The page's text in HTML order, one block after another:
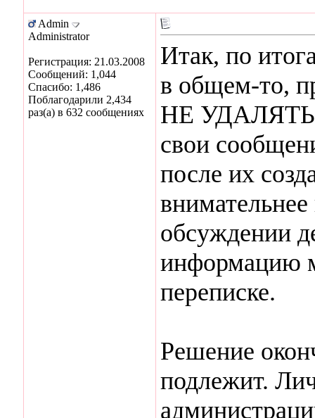
Admin
Administrator
Регистрация: 21.03.2008
Сообщений: 1,044
Спасибо: 1,486
Поблагодарили 2,434
раз(а) в 632 сообщениях
Итак, по
в общем-то,
НЕ УДАЛЯТЬ
свои
после их
обсуждении
информацию
переписке.
Решение
подлежит.